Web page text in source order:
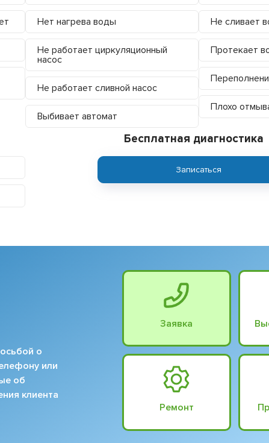
Нет нагрева воды
Не работает циркуляционный
насос
Не работает сливной насос
Выбивает автомат
Не сливает
Протекает
Плохо
Бесплатная диагностика
Записаться
о
или
об
клиента
Заявка
Ремонт